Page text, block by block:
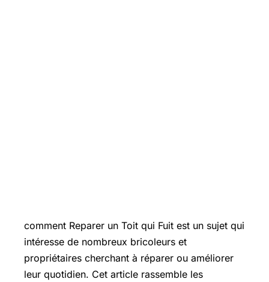
comment Reparer un Toit qui Fuit est un sujet qui
intéresse de nombreux bricoleurs et
propriétaires cherchant à réparer ou améliorer
leur quotidien. Cet article rassemble les